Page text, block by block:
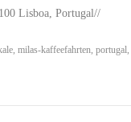
Lisboa, Portugal//
, milas-kaffeefahrten, portugal,